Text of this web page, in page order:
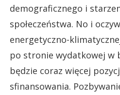
demograficznego i
społeczeństwa. No i
energetyczno-
po stronie wydatkowej w
będzie coraz więcej
sfinansowania.